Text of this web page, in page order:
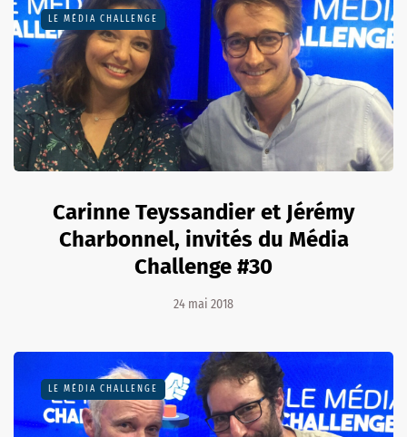
LE MÉDIA CHALLENGE
Carinne Teyssandier et Jérémy
Charbonnel, invités du Média
Challenge #30
24 mai 2018
LE MÉDIA CHALLENGE